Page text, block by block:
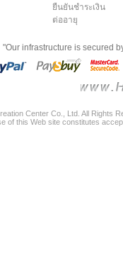
ยืนยันชำระเงิน
ต่ออายุ
"Our infrastructure is secured
Center Co., Ltd. All Rights
of this Web site constitutes